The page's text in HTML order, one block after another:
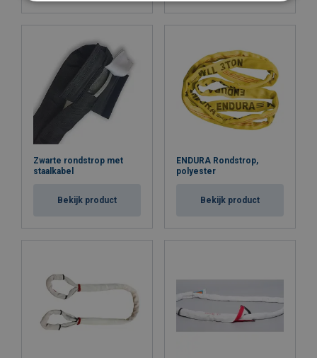
Materiaal:
Markering:
Norm:
Waarschuwing:
Zwarte rondstrop met
staalkabel
Bekijk product
ENDURA Rondstrop,
polyester
Bekijk product